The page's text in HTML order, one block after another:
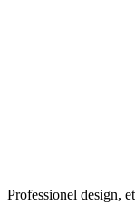
Professionel design,